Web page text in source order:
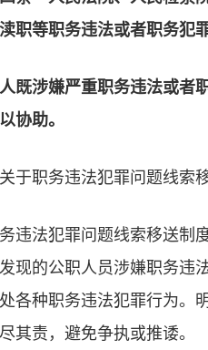
职等职务违法或者职务犯
既涉嫌严重职务违法或者
协助。
于职务违法犯罪问题线索
违法犯罪问题线索移送制
现的公职人员涉嫌职务违
各种职务违法犯罪行为。
其责，避免争执或推诿。